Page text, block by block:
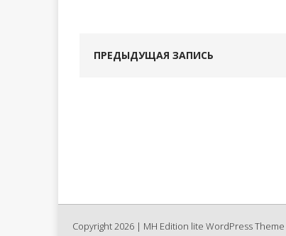
ПРЕДЫДУЩАЯ ЗАПИСЬ
Copyright 2026 | MH Edition lite WordPress